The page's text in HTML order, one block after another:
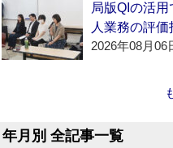
局版QIの活用
人業務の評価
2026年08月06
年月別 全記事一覧